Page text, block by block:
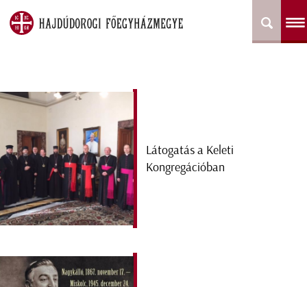
Látogatás a Keleti
Kongregációban